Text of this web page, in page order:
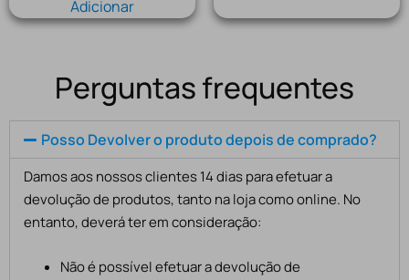
Adicionar
Perguntas frequentes
Posso Devolver o produto depois de comprado?
Damos aos nossos clientes 14 dias para efetuar a
devolução de produtos, tanto na loja como online. No
entanto, deverá ter em consideração:
Não é possível efetuar a devolução de